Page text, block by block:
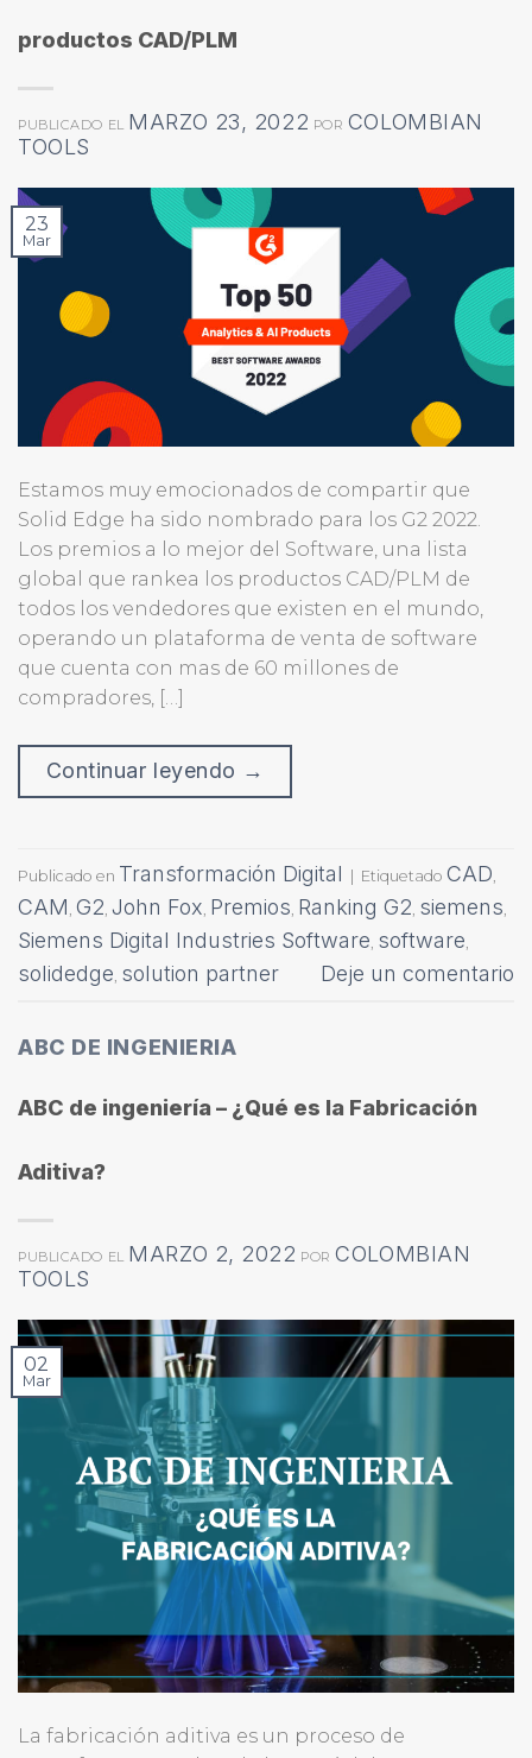
productos CAD/PLM
PUBLICADO EL MARZO 23, 2022 POR COLOMBIAN
TOOLS
23
Mar
Estamos muy emocionados de compartir que
Solid Edge ha sido nombrado para los G2 2022.
Los premios a lo mejor del Software, una lista
global que rankea los productos CAD/PLM de
todos los vendedores que existen en el mundo,
operando un plataforma de venta de software
que cuenta con mas de 60 millones de
compradores, […]
Continuar leyendo →
Publicado en Transformación Digital Etiquetado CAD
CAM G2 John Fox Premios Ranking G2 siemens
Siemens Digital Industries Software software
solidedge solution partner Deje un comentario
ABC DE INGENIERIA
ABC de ingeniería – ¿Qué es la Fabricación
Aditiva?
PUBLICADO EL MARZO 2, 2022 PORCOLOMBIAN
TOOLS
02
Mar
La fabricación aditiva es un proceso de